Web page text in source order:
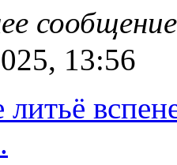
13:56